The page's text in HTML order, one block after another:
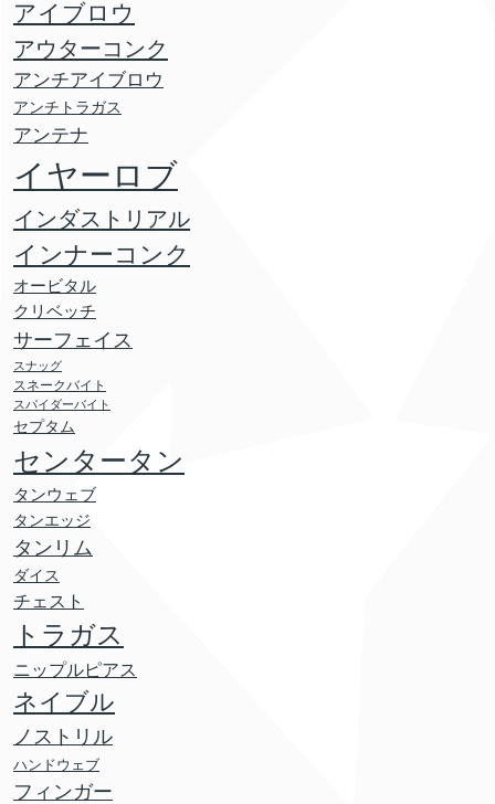
アイブロウ
アウターコンク
アンチアイブロウ
アンチトラガス
アンテナ
イヤーロブ
インダストリアル
インナーコンク
オービタル
クリベッチ
サーフェイス
スナッグ
スネークバイト
スパイダーバイト
セプタム
センタータン
タンウェブ
タンエッジ
タンリム
ダイス
チェスト
トラガス
ニップルピアス
ネイブル
ノストリル
ハンドウェブ
フィンガー